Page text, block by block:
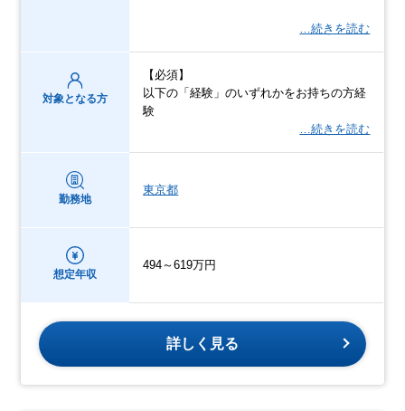
…続きを読む
対象となる方
【必須】
以下の「経験」のいずれかをお持ちの⽅経
験
…続きを読む
勤務地
東京都
想定年収
494～619万円
詳しく見る